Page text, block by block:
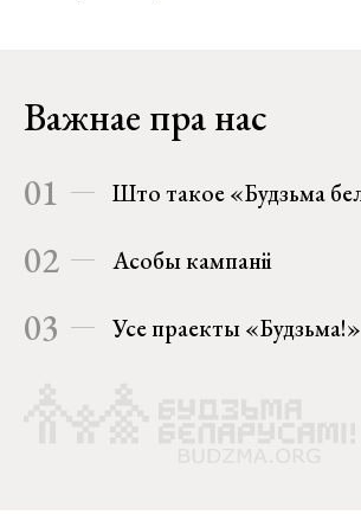
Важнае пра нас
01 Што такое «Будзьма
02 Асобы кампаніі
03 Усе праекты «Будзьма!»